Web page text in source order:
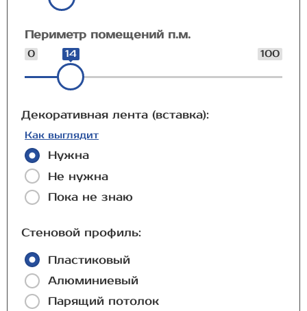
Периметр помещений п.м.
0 100
14
Декоративная лента (вставка):
Как выглядит
Нужна
Не нужна
Пока не знаю
Стеновой профиль:
Пластиковый
Алюминиевый
Парящий потолок